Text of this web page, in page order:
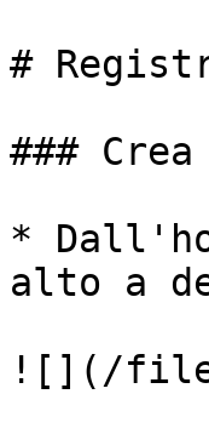
#
###
*
alto a
![](/